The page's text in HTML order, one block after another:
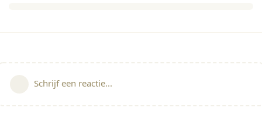
Schrijf een reactie...